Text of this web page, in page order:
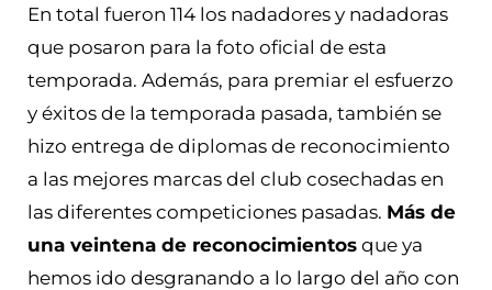
En total fueron 114 los nadadores y nadadoras
que posaron para la foto oficial de esta
temporada. Además, para premiar el esfuerzo
y éxitos de la temporada pasada, también se
hizo entrega de diplomas de reconocimiento
a las mejores marcas del club cosechadas en
las diferentes competiciones pasadas. Más de
una veintena de reconocimientos que ya
hemos ido desgranando a lo largo del año con